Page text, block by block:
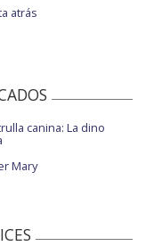
atrás
canina: La dino
Mary